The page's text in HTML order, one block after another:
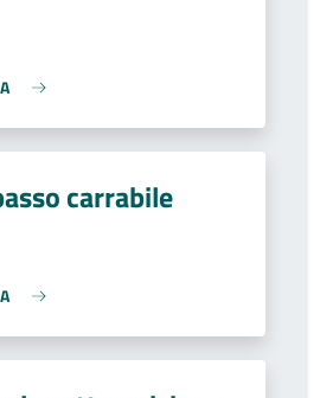
carrabile